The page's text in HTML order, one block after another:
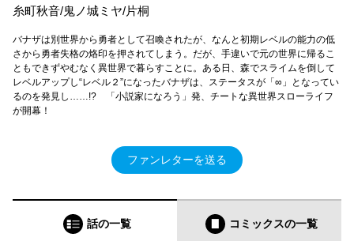
糸町秋音/鬼ノ城ミヤ/片桐
バナザは別世界から勇者として召喚されたが、なんと初期レベルの能力の低
さから勇者失格の烙印を押されてしまう。だが、手違いで元の世界に帰るこ
ともできずやむなく異世界で暮らすことに。ある日、森でスライムを倒して
レベルアップし“レベル２”になったバナザは、ステータスが「∞」となってい
るのを発見し……!? 「小説家になろう」発、チートな異世界スローライフ
が開幕！
ファンレターを送る
話の一覧 コミックスの一覧